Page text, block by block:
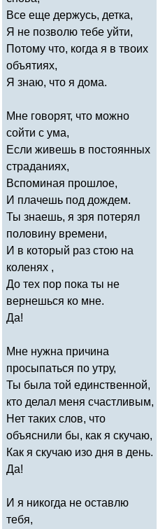
Все еще держусь, детка,
Я не позволю тебе уйти,
Потому что, когда я в твоих
объятиях,
Я знаю, что я дома.
Мне говорят, что можно
сойти с ума,
Если живешь в постоянных
страданиях,
Вспоминая прошлое,
И плачешь под дождем.
Ты знаешь, я зря потерял
половину времени,
И в который раз стою на
коленях ,
До тех пор пока ты не
вернешься ко мне.
Да!
Мне нужна причина
просыпаться по утру,
Ты была той единственной,
кто делал меня счастливым,
Нет таких слов, что
объяснили бы, как я скучаю,
Как я скучаю изо дня в день.
Да!
И я никогда не оставлю
тебя,